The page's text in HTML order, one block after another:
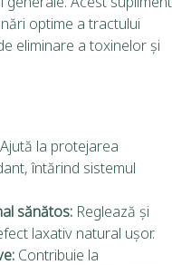
optime a tractului
eliminare a toxinelor și
Ajută la protejarea
întărind sistemul
sănătos: Reglează și
laxativ natural ușor.
Contribuie la